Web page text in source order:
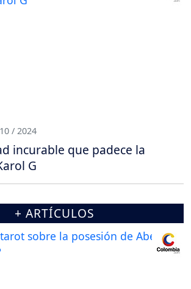
/ 2024
incurable que padece la
G
+ ARTÍCULOS